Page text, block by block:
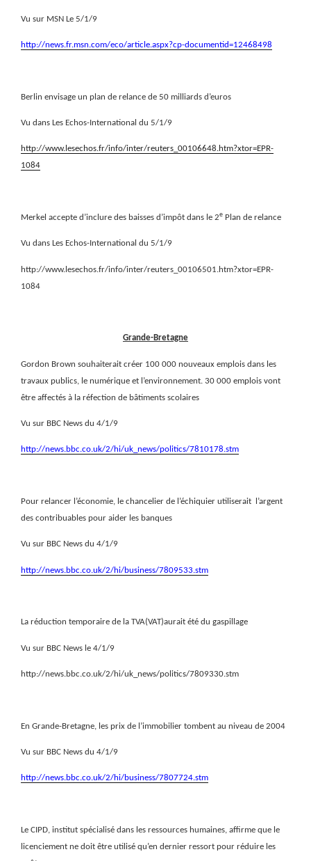
Vu sur MSN Le 5/1/9
http://news.fr.msn.com/eco/article.aspx?cp-documentid=12468498
Berlin envisage un plan de relance de 50 milliards d’euros
Vu dans Les Echos-International du 5/1/9
http://www.lesechos.fr/info/inter/reuters_00106648.htm?xtor=EPR-
1084
Merkel accepte d’inclure des baisses d’impôt dans le 2e Plan de relance
Vu dans Les Echos-International du 5/1/9
http://www.lesechos.fr/info/inter/reuters_00106501.htm?xtor=EPR-
1084
Grande-Bretagne
Gordon Brown souhaiterait créer 100 000 nouveaux emplois dans les
travaux publics, le numérique et l’environnement. 30 000 emplois vont
être affectés à la réfection de bâtiments scolaires
Vu sur BBC News du 4/1/9
http://news.bbc.co.uk/2/hi/uk_news/politics/7810178.stm
Pour relancer l’économie, le chancelier de l’échiquier utiliserait
l’argent
des contribuables pour aider les banques
Vu sur BBC News du 4/1/9
http://news.bbc.co.uk/2/hi/business/7809533.stm
La réduction temporaire de la TVA(VAT)aurait été du gaspillage
Vu sur BBC News le 4/1/9
http://news.bbc.co.uk/2/hi/uk_news/politics/7809330.stm
En Grande-Bretagne, les prix de l’immobilier tombent au niveau de 2004
Vu sur BBC News du 4/1/9
http://news.bbc.co.uk/2/hi/business/7807724.stm
Le CIPD, institut spécialisé dans les ressources humaines, affirme que le
licenciement ne doit être utilisé qu’en dernier ressort pour réduire les